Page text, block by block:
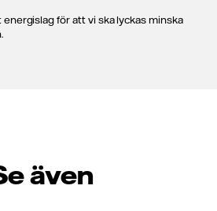
för att vi ska lyckas minska
även